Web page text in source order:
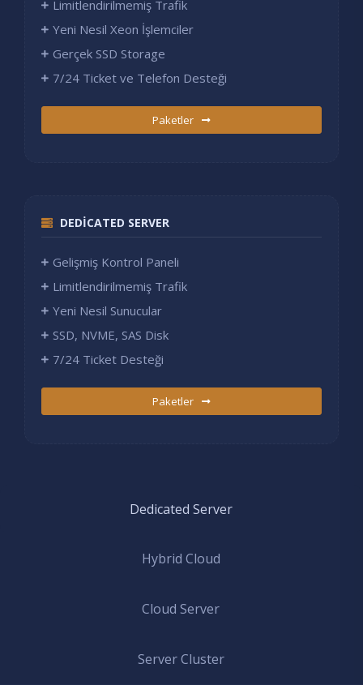
Limitlendirilmemiş Trafik
Yeni Nesil Xeon İşlemciler
Gerçek SSD Storage
7/24 Ticket ve Telefon Desteği
Paketler
DEDICATED SERVER
Gelişmiş Kontrol Paneli
Limitlendirilmemiş Trafik
Yeni Nesil Sunucular
SSD, NVME, SAS Disk
7/24 Ticket Desteği
Paketler
Dedicated Server
Hybrid Cloud
Cloud Server
Server Cluster